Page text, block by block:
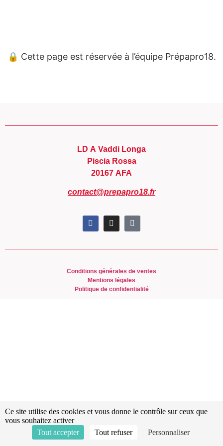
🔒 Cette page est réservée à l’équipe Prépapro18.
LD A Vaddi Longa
Piscia Rossa
20167 AFA
contact@prepapro18.fr
Conditions générales de ventes
Mentions légales
Politique de confidentialité
Ce site utilise des cookies et vous donne le contrôle sur ceux que
vous souhaitez activer
Tout accepter
Tout refuser Personnaliser